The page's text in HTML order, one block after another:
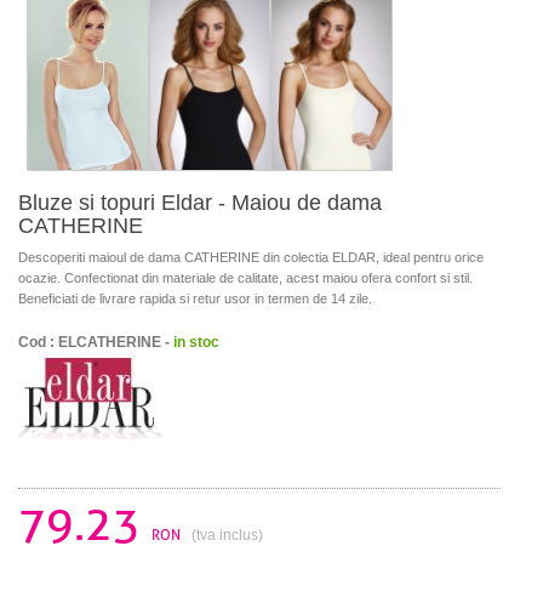
Bluze si topuri Eldar - Maiou de dama
CATHERINE
Descoperiti maioul de dama CATHERINE din colectia ELDAR, ideal pentru orice
ocazie. Confectionat din materiale de calitate, acest maiou ofera confort si stil.
Beneficiati de livrare rapida si retur usor in termen de 14 zile.
Cod : ELCATHERINE - in stoc
79.23 RON (tva inclus)